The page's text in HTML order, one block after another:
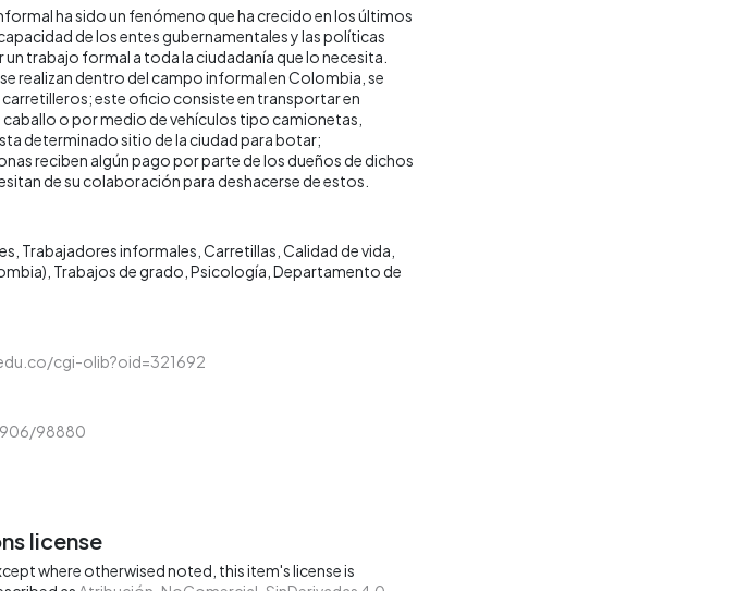
ha sido un fenómeno que ha crecido en los últimos
de los entes gubernamentales y las políticas
trabajo formal a toda la ciudadanía que lo necesita.
realizan dentro del campo informal en Colombia, se
este oficio consiste en transportar en
caballo o por medio de vehículos tipo camionetas,
determinado sitio de la ciudad para botar;
reciben algún pago por parte de los dueños de dichos
de su colaboración para deshacerse de estos.
Trabajadores informales Carretillas Calidad de vida
Trabajos de grado Psicología Departamento de
cgi-olib?oid=321692
98880
license
where otherwised noted, this item's license is